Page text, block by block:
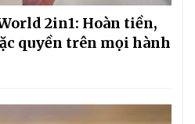
2in1: Hoàn tiền,
quyền trên mọi hành